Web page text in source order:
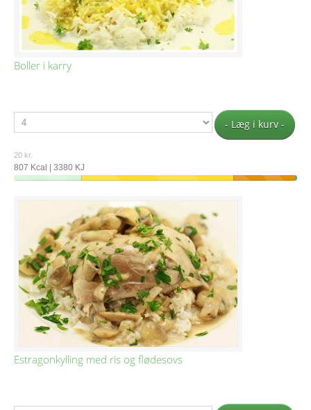
Boller i karry
- Læg i kurv -
20 kr.
807 Kcal | 3380 KJ
Estragonkylling med ris og flødesovs